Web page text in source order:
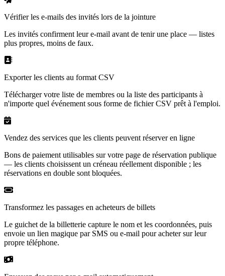
Vérifier les e-mails des invités lors de la jointure
Les invités confirment leur e-mail avant de tenir une place — listes
plus propres, moins de faux.
Exporter les clients au format CSV
Télécharger votre liste de membres ou la liste des participants à
n'importe quel événement sous forme de fichier CSV prêt à l'emploi.
Vendez des services que les clients peuvent réserver en ligne
Bons de paiement utilisables sur votre page de réservation publique
— les clients choisissent un créneau réellement disponible ; les
réservations en double sont bloquées.
Transformez les passages en acheteurs de billets
Le guichet de la billetterie capture le nom et les coordonnées, puis
envoie un lien magique par SMS ou e-mail pour acheter sur leur
propre téléphone.